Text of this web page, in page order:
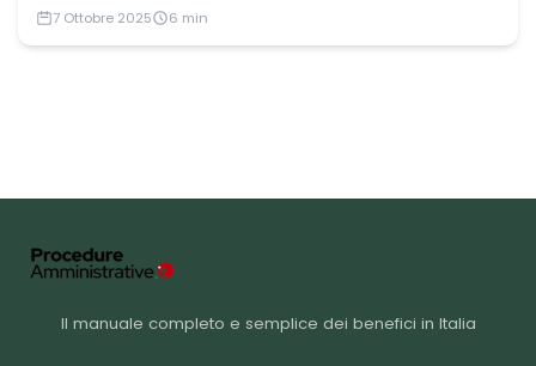
7 Ottobre 2025 6 min
Il manuale completo e semplice dei benefici in Italia